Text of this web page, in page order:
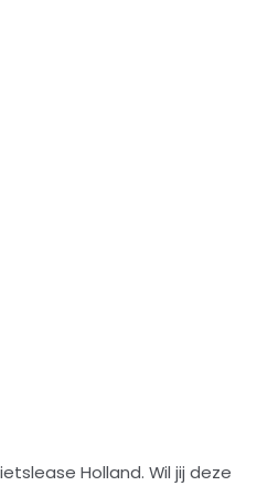
Holland. Wil jij deze